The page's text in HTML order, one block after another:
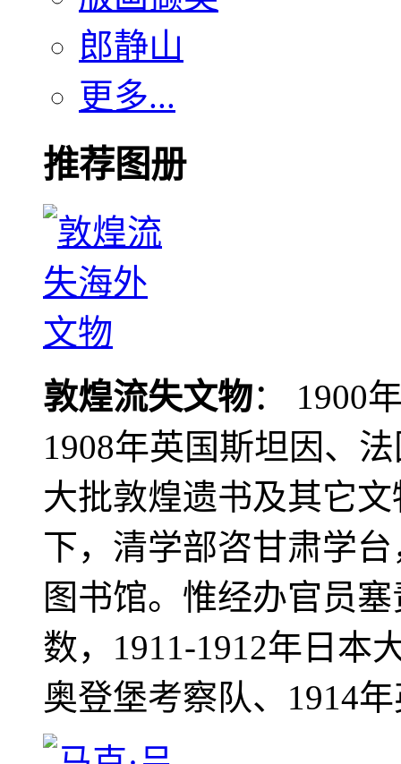
郎静山
更多...
推荐图册
敦煌流失文物： 1900
1908年英国斯坦因、
大批敦煌遗书及其它
下，清学部咨甘肃学
图书馆。惟经办官员
数，1911-1912年日本
奥登堡考察队、1914